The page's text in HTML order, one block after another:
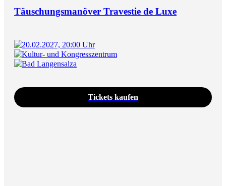
Täuschungsmanöver Travestie de Luxe
20.02.2027, 20:00 Uhr
Kultur- und Kongresszentrum
Bad Langensalza
Tickets kaufen